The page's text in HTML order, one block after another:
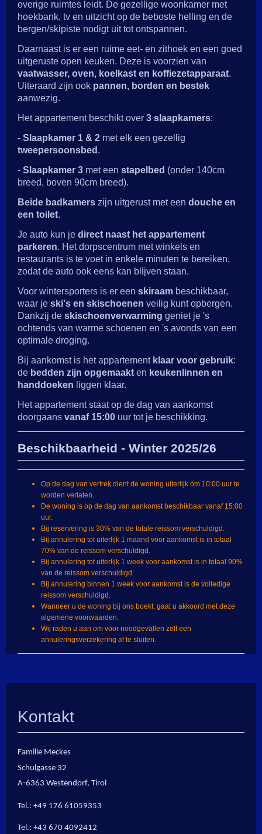
overige ruimtes leidt. De gezellige woonkamer met
hoekbank, tv en uitzicht op de beboste helling en de
bergen/skipiste nodigt uit tot ontspannen.
Daarnaast is er een ruime eet- en zithoek en een goed
uitgeruste open keuken. Deze is voorzien van
vaatwasser, oven, koelkast en koffiezetapparaat.
Uiteraard zijn ook pannen, borden en bestek
aanwezig.
Het appartement beschikt over 3 slaapkamers:
- Slaapkamer 1 & 2 met elk een gezellig
tweepersoonsbed .
- Slaapkamer 3 met een stapelbed (onder 140cm
breed, boven 90cm breed).
Beide badkamers zijn uitgerust met een douche en
een toilet.
Je auto kun je direct naast het appartement
parkeren. Het dorpscentrum met winkels en
restaurants is te voet in enkele minuten te bereiken,
zodat de auto ook eens kan blijven staan.
Voor wintersporters is er een skiraam beschikbaar,
waar je ski's en skischoenen veilig kunt opbergen.
Dankzij de skischoenverwarming geniet je 's
ochtends van warme schoenen en 's avonds van een
optimale droging.
Bij aankomst is het appartement klaar voor gebruik:
de bedden zijn opgemaakt en keukenlinnen en
handdoeken liggen klaar.
Het appartement staat op de dag van aankomst
doorgaans vanaf 15:00 uur tot je beschikking.
Beschikbaarheid - Winter 2025/26
Op de dag van vertrek dient de woning uiterlijk om 10:00 uur te
worden verlaten.
De woning is op de dag van aankomst beschikbaar vanaf 15:00
uur.
Bij reservering is 30% van de totale reissom verschuldigd.
Bij annulering tot uiterlijk 1 maand voor aankomst is in totaal
70% van de reissom verschuldigd.
Bij annulering tot uiterlijk 1 week voor aankomst is in totaal 90%
van de reissom verschuldigd.
Bij annulering binnen 1 week voor aankomst is de volledige
reissom verschuldigd.
Wanneer u de woning bij ons boekt, gaat u akkoord met deze
algemene voorwaarden.
Wij raden u aan om voor noodgevallen zelf een
annuleringsverzekering af te sluiten.
Kontakt
Familie Meckes
Schulgasse 32
A-6363 Westendorf, Tirol
Tel.: +49 176 61059353
Tel.: +43 670 4092412